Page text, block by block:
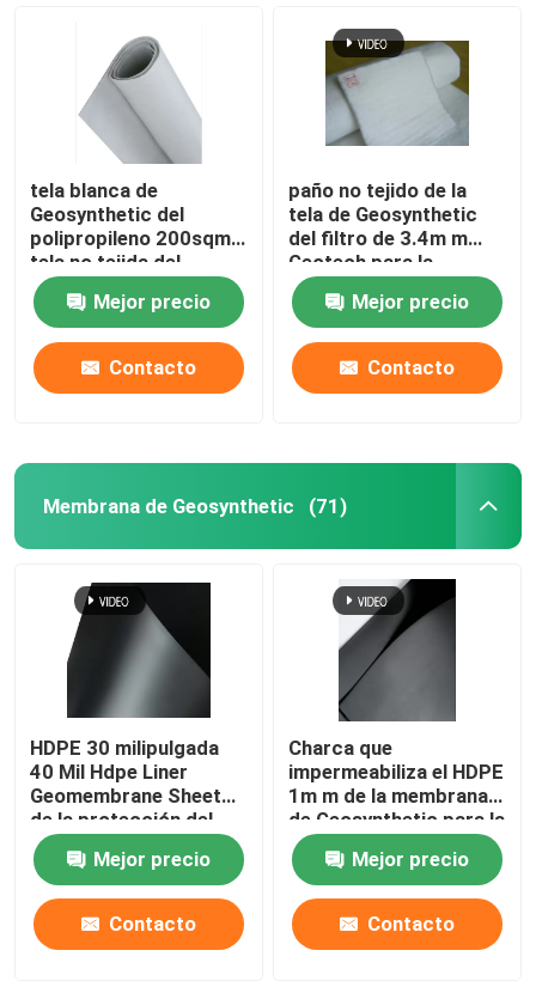
Hogar
Sobre nosotros
Viaje de la fábrica
Control de calidad
Pida una cita
Tela de Geosynthetic
tela blanca de
Geosynthetic del
polipropileno 200sqm
tela no tejida del
geotextil de 4 onzas
Mejor precio
Contacto
paño no tejido de la
tela de Geosynthetic
del filtro de 3.4m m
Geotech para la
construcción de
carreterasMejor precio
Contacto
Membrana de Geosynthetic (71)
HDPE 30 milipulgada
40 Mil Hdpe Liner
Geomembrane Sheet
de la protección del
medio ambiente
Mejor precio
Contacto
Charca que
impermeabiliza el HDPE
1m m de la membrana
de Geosynthetic para la
protección del medio
ambienteMejor precio
Contacto